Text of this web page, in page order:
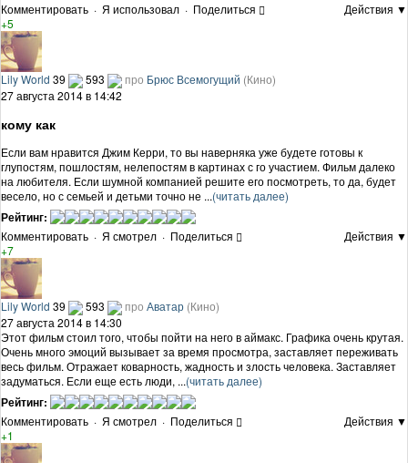
Комментировать · Я использовал · Поделиться
Действия ▼
+5
Lily World 39 593 про Брюс Всемогущий (Кино)
27 августа 2014 в 14:42
кому как
Если вам нравится Джим Керри, то вы наверняка уже будете готовы к
глупостям, пошлостям, нелепостям в картинах с го участием. Фильм далеко
на любителя. Если шумной компанией решите его посмотреть, то да, будет
весело, но с семьей и детьми точно не ...(читать далее)
Рейтинг:
Комментировать · Я смотрел · Поделиться
Действия ▼
+7
Lily World 39 593 про Аватар (Кино)
27 августа 2014 в 14:30
Этот фильм стоил того, чтобы пойти на него в аймакс. Графика очень крутая.
Очень много эмоций вызывает за время просмотра, заставляет переживать
весь фильм. Отражает коварность, жадность и злость человека. Заставляет
задуматься. Если еще есть люди, ...(читать далее)
Рейтинг:
Комментировать · Я смотрел · Поделиться
Действия ▼
+1